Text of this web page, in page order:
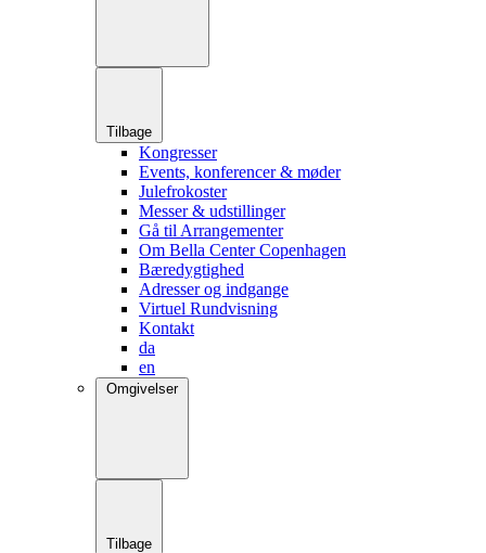
Tilbage
Kongresser
Events, konferencer & møder
Julefrokoster
Messer & udstillinger
Gå til Arrangementer
Om Bella Center Copenhagen
Bæredygtighed
Adresser og indgange
Virtuel Rundvisning
Kontakt
da
en
Omgivelser
Tilbage